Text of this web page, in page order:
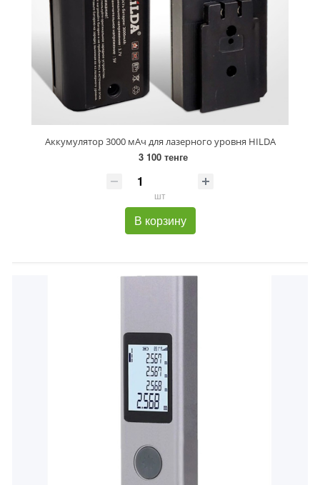
Аккумулятор 3000 мАч для лазерного уровня HILDA
3 100 тенге
шт
В корзину